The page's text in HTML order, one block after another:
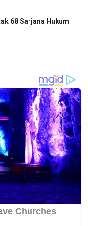
68 Sarjana Hukum